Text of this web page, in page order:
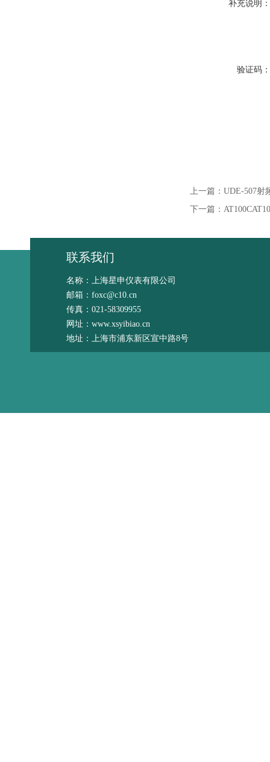
补充说明：
验证码：
上一篇： UDE-507射
下一篇：
联系我们
名称：上海星申仪表有限公司
邮箱：foxc@c10.cn
传真：021-58309955
网址：www.xsyibiao.cn
地址：上海市浦东新区宣中路8号